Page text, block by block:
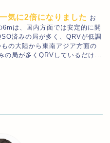
気に2倍になりました お
は、国内方面では安定的に開
済みの局が多く、QRVが低調
の大陸から東南アジア方面の
の局が多くQRVしているだけ...